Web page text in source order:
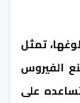
تمثل
الفيروس
على